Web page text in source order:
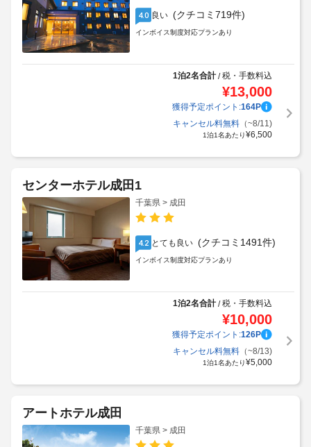
4.0 良い (クチコミ719件)
インボイス制度対応プランあり
1泊2名合計/税・手数料込
¥13,000
獲得予定ポイント:164P
キャンセル料無料（~8/11)
1泊1名あたり¥6,500
センターホテル成田1
千葉県 > 成田
4.2 とても良い (クチコミ1491件)
インボイス制度対応プランあり
1泊2名合計/税・手数料込
¥10,000
獲得予定ポイント:126P
キャンセル料無料（~8/13)
1泊1名あたり¥5,000
アートホテル成田
千葉県 > 成田